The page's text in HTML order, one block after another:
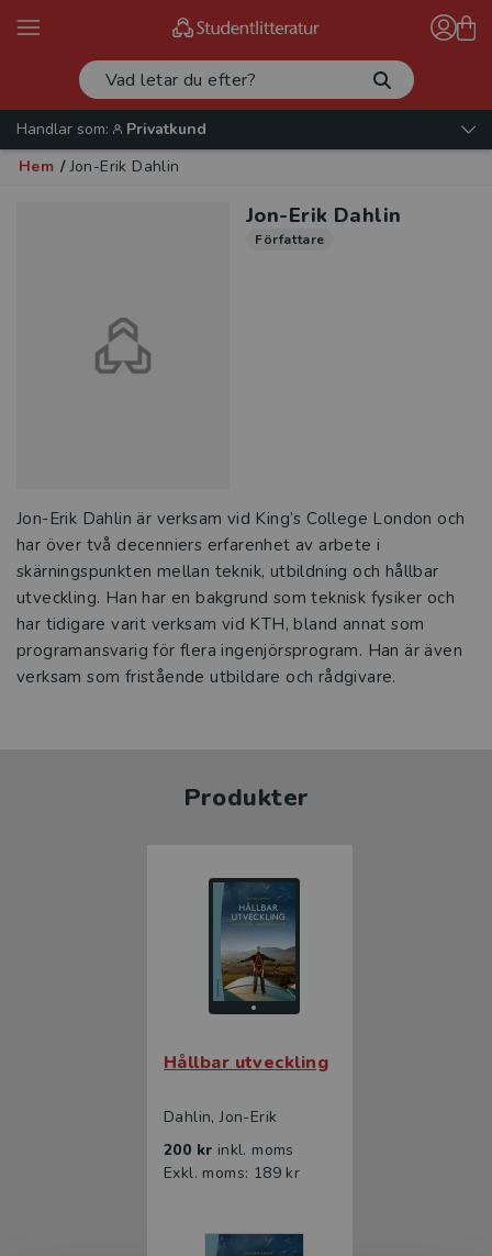
Handlar som:
Privatkund
Hem / Jon-Erik Dahlin
Jon-Erik Dahlin
Författare
Jon-Erik Dahlin är verksam vid King’s College London och
har över två decenniers erfarenhet av arbete i
skärningspunkten mellan teknik, utbildning och hållbar
utveckling. Han har en bakgrund som teknisk fysiker och
har tidigare varit verksam vid KTH, bland annat som
programansvarig för flera ingenjörsprogram. Han är även
verksam som fristående utbildare och rådgivare.
Produkter
Hållbar utveckling
Dahlin, Jon-Erik
200 kr inkl. moms
Exkl. moms: 189 kr